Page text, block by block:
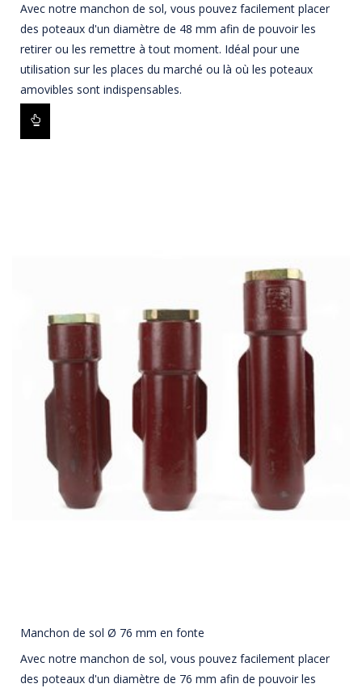
Avec notre manchon de sol, vous pouvez facilement placer
des poteaux d'un diamètre de 48 mm afin de pouvoir les
retirer ou les remettre à tout moment. Idéal pour une
utilisation sur les places du marché ou là où les poteaux
amovibles sont indispensables.
Manchon de sol Ø 76 mm en fonte
Avec notre manchon de sol, vous pouvez facilement placer
des poteaux d'un diamètre de 76 mm afin de pouvoir les